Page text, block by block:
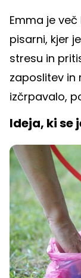
Emma je
pisarni, kjer
stresu in
zaposlitev in
izčrpavalo,
Ideja, ki se